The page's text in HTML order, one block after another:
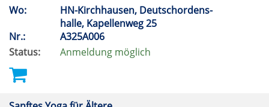
Wo:
HN-Kirchhausen, Deutschordens-
halle, Kapellenweg 25
Nr.:
A325A006
Status:
Anmeldung möglich